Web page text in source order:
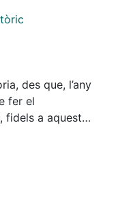
des que, l’any
fer el
fidels a aquest
de Gestió
es manifesta el
a equip, amb
a l’arxiu, el